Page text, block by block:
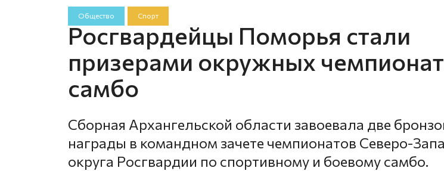
Общество Спорт
Росгвардейцы Поморья стали
призерами окружных
самбо
Сборная Архангельской области завоевала две
награды в командном зачете чемпионатов Северо-
округа Росгвардии по спортивному и боевому самбо.